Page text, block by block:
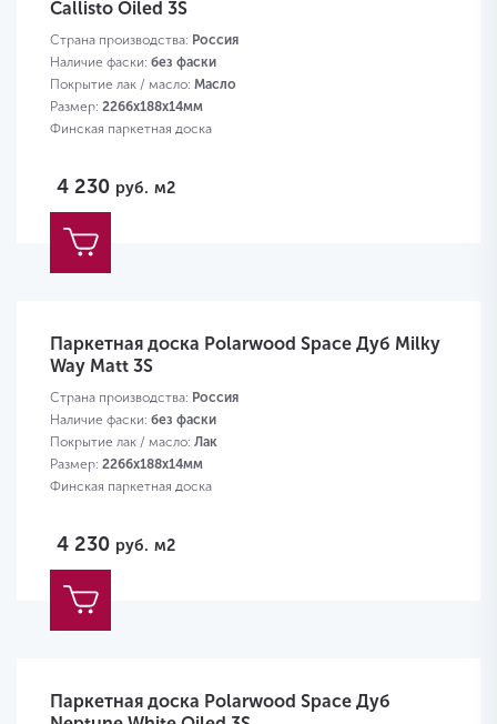
Callisto Oiled 3S
Страна производства: Россия
Наличие фаски: без фаски
Покрытие лак / масло: Масло
Размер: 2266х188х14мм
Финская паркетная доска
4 230 руб. м2
Паркетная доска Polarwood Space Дуб Milky
Way Matt 3S
Страна производства: Россия
Наличие фаски: без фаски
Покрытие лак / масло: Лак
Размер: 2266х188х14мм
Финская паркетная доска
4 230 руб. м2
Паркетная доска Polarwood Space Дуб